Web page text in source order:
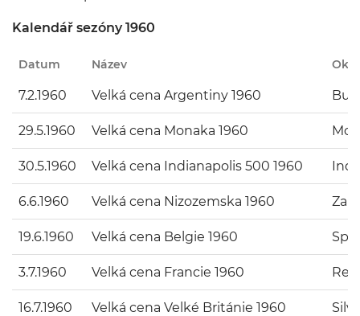
Kalendář sezóny 1960
Datum Název
7.2.1960 Velká cena Argentiny 1960
29.5.1960 Velká cena Monaka 1960
30.5.1960 Velká cena Indianapolis 500 1960
6.6.1960 Velká cena Nizozemska 1960
19.6.1960 Velká cena Belgie 1960
3.7.1960 Velká cena Francie 1960
16.7.1960 Velká cena Velké Británie 1960